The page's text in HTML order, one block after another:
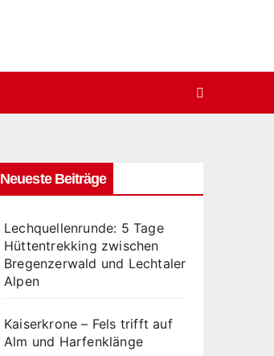
Neueste Beiträge
Lechquellenrunde: 5 Tage
Hüttentrekking zwischen
Bregenzerwald und Lechtaler
Alpen
Kaiserkrone – Fels trifft auf
Alm und Harfenklänge